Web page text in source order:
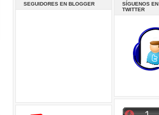
SEGUIDORES EN BLOGGER
SÍGUENOS EN
TWITTER